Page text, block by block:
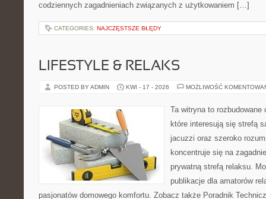
codziennych zagadnieniach związanych z użytkowaniem […]
CATEGORIES: NAJCZĘSTSZE BŁĘDY
LIFESTYLE & RELAKS
POSTED BY ADMIN KWI - 17 - 2026 MOŻLIWOŚĆ
Ta witryna to
które interesują się strefą
jacuzzi oraz szeroko
koncentruje się na
prywatną strefą relaksu.
publikacje dla amatorów
pasjonatów domowego komfortu. Zobacz także Poradnik